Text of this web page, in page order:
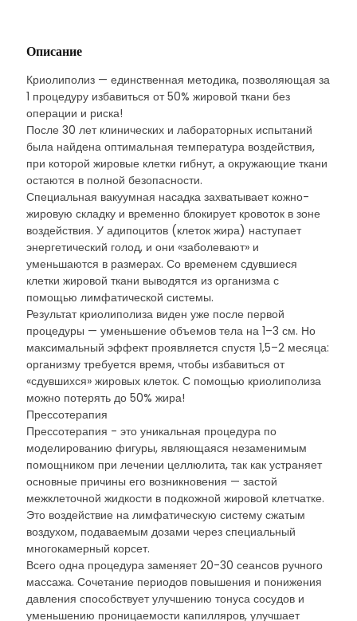
Описание
Криолиполиз — единственная методика, позволяющая за
1 процедуру избавиться от 50% жировой ткани без
операции и риска!
После 30 лет клинических и лабораторных испытаний
была найдена оптимальная температура воздействия,
при которой жировые клетки гибнут, а окружающие ткани
остаются в полной безопасности.
Специальная вакуумная насадка захватывает кожно-
жировую складку и временно блокирует кровоток в зоне
воздействия. У адипоцитов (клеток жира) наступает
энергетический голод, и они «заболевают» и
уменьшаются в размерах. Со временем сдувшиеся
клетки жировой ткани выводятся из организма с
помощью лимфатической системы.
Результат криолиполиза виден уже после первой
процедуры — уменьшение объемов тела на 1–3 см. Но
максимальный эффект проявляется спустя 1,5–2 месяца:
организму требуется время, чтобы избавиться от
«сдувшихся» жировых клеток. С помощью криолиполиза
можно потерять до 50% жира!
Прессотерапия
Прессотерапия - это уникальная процедура по
моделированию фигуры, являющаяся незаменимым
помощником при лечении целлюлита, так как устраняет
основные причины его возникновения — застой
межклеточной жидкости в подкожной жировой клетчатке.
Это воздействие на лимфатическую систему сжатым
воздухом, подаваемым дозами через специальный
многокамерный корсет.
Всего одна процедура заменяет 20-30 сеансов ручного
массажа. Сочетание периодов повышения и понижения
давления способствует улучшению тонуса сосудов и
уменьшению проницаемости капилляров, улучшает